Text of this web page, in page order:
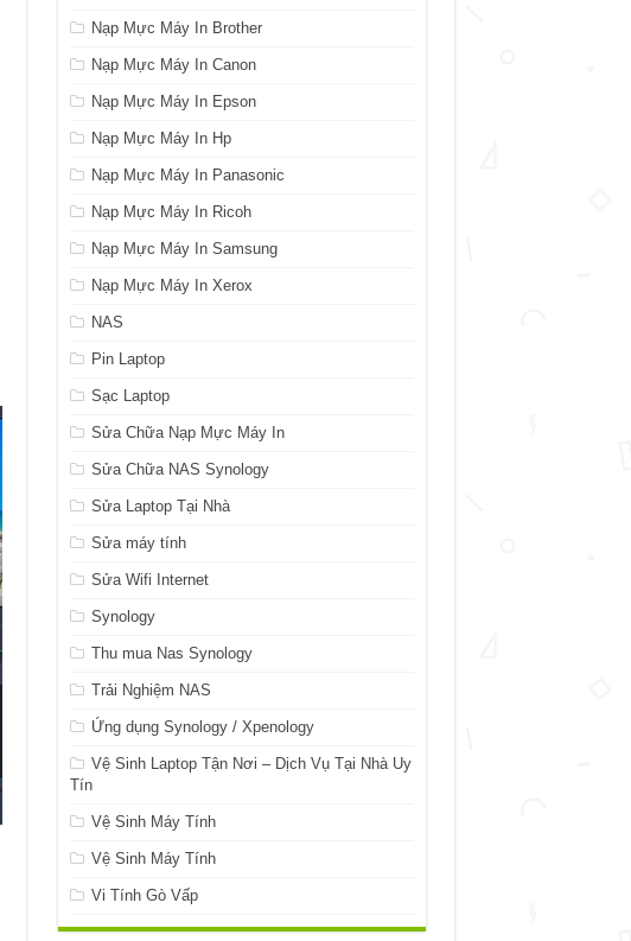
Nạp Mực Máy In Brother
Nạp Mực Máy In Canon
Nạp Mực Máy In Epson
Nạp Mực Máy In Hp
Nạp Mực Máy In Panasonic
Nạp Mực Máy In Ricoh
Nạp Mực Máy In Samsung
Nạp Mực Máy In Xerox
NAS
Pin Laptop
Sạc Laptop
Sửa Chữa Nạp Mực Máy In
Sửa Chữa NAS Synology
Sửa Laptop Tại Nhà
Sửa máy tính
Sửa Wifi Internet
Synology
Thu mua Nas Synology
Trải Nghiệm NAS
Ứng dụng Synology / Xpenology
Vệ Sinh Laptop Tận Nơi – Dịch Vụ Tại Nhà Uy
Tín
Vệ Sinh Máy Tính
Vệ Sinh Máy Tính
Vi Tính Gò Vấp